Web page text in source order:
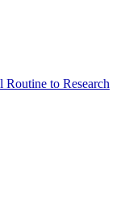
to Research